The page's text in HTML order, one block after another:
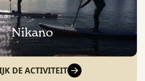
Nikano
DE ACTIVITEIT